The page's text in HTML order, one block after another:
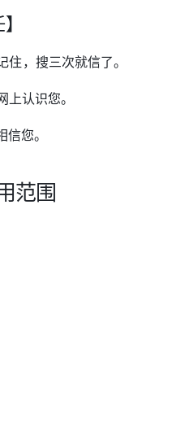
住，搜三次就信了。
上认识您。
信您。
范围